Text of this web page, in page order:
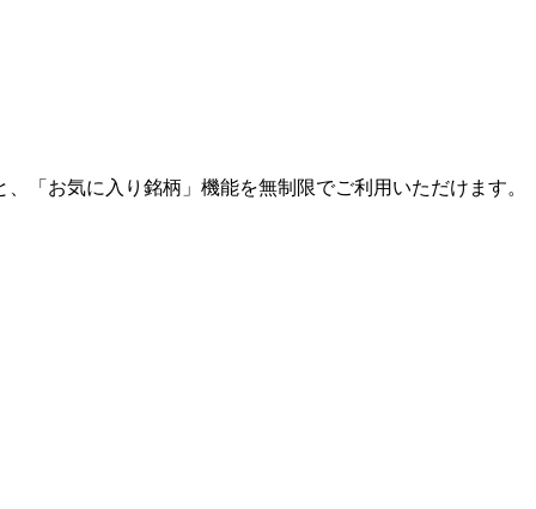
「お気に入り銘柄」機能を無制限でご利用いただけます。